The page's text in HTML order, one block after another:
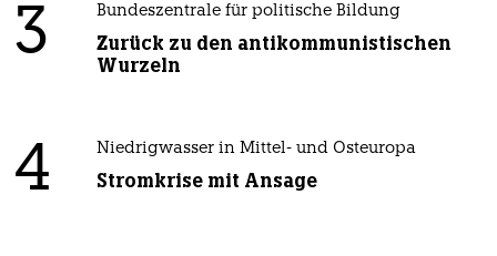
3 Bundeszentrale für politische Bildung
Zurück zu den antikommunistischen
Wurzeln
4 Niedrigwasser in Mittel- und Osteuropa
Stromkrise mit Ansage